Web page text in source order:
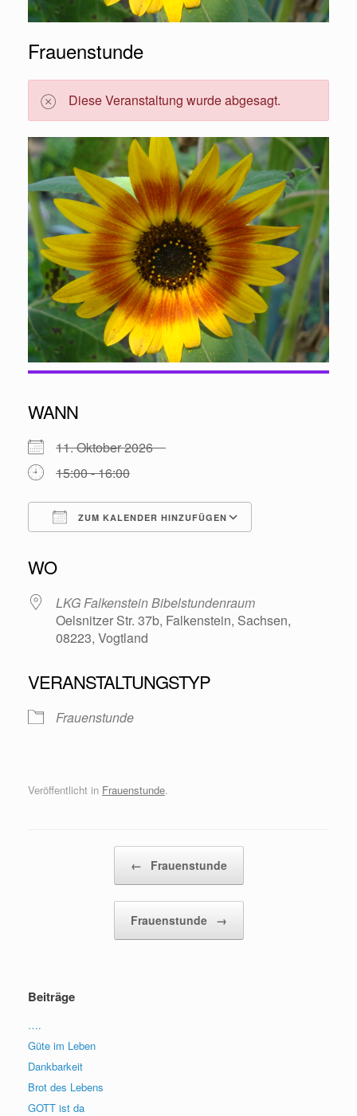
Frauenstunde
Diese Veranstaltung wurde abgesagt.
WANN
11. Oktober 2026
15:00 - 16:00
ZUM KALENDER HINZUFÜGEN
WO
LKG Falkenstein Bibelstundenraum
Oelsnitzer Str. 37b, Falkenstein, Sachsen,
08223, Vogtland
VERANSTALTUNGSTYP
Frauenstunde
Veröffentlicht in Frauenstunde.
← Frauenstunde
Frauenstunde →
Beiträge
….
Güte im Leben
Dankbarkeit
Brot des Lebens
GOTT ist da